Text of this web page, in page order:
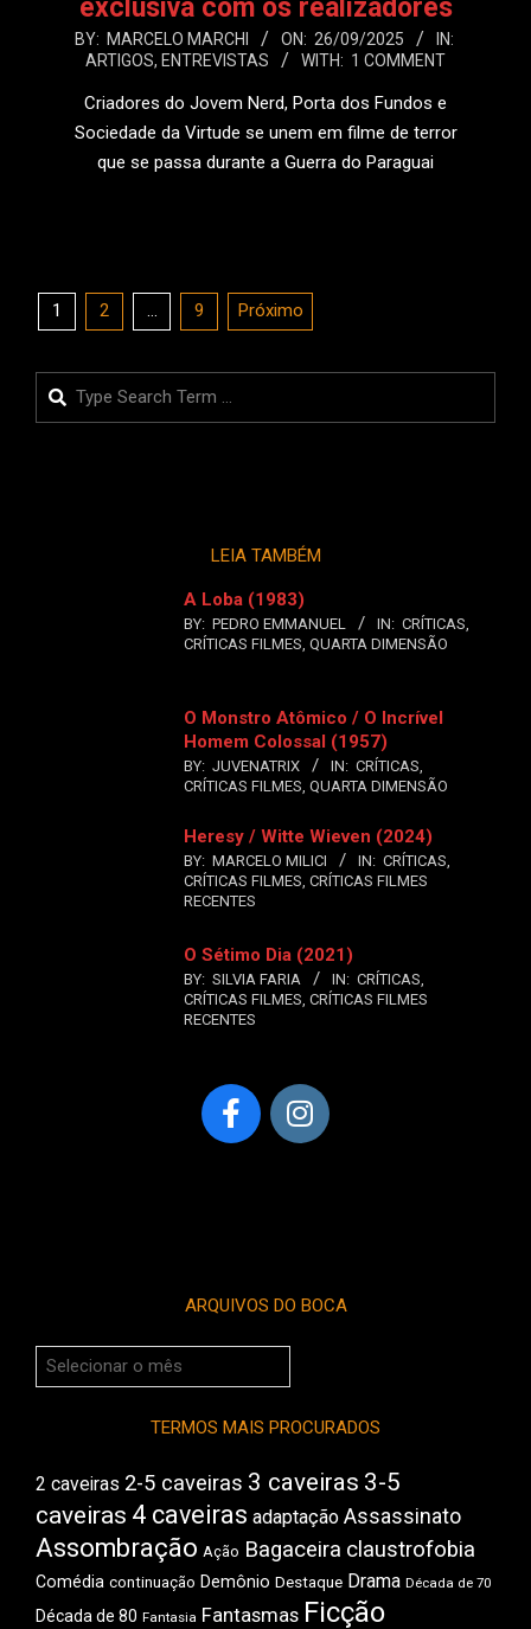
exclusiva com os realizadores
2025-
09-
26
BY: MARCELO MARCHI ON: 26/09/2025
IN:
ARTIGOS, ENTREVISTAS WITH: 1 COMMENT
Criadores do Jovem Nerd, Porta dos Fundos e
Sociedade da Virtude se unem em filme de terror
que se passa durante a Guerra do Paraguai
Paginação
posts
1 2 … 9 Próximo
Search
LEIA TAMBÉM
A Loba (1983)
BY: PEDRO EMMANUEL IN: CRÍTICAS
CRÍTICAS FILMES QUARTA DIMENSÃO
O Monstro Atômico / O Incrível
Homem Colossal (1957)
BY: JUVENATRIX IN: CRÍTICAS
CRÍTICAS FILMES QUARTA DIMENSÃO
Heresy / Witte Wieven (2024)
BY: MARCELO MILICI IN: CRÍTICAS
CRÍTICAS FILMES CRÍTICAS FILMES
RECENTES
O Sétimo Dia (2021)
BY: SILVIA FARIA IN: CRÍTICAS
CRÍTICAS FILMES CRÍTICAS FILMES
RECENTES
ARQUIVOS DO BOCA
Arquivos
do
TERMOS MAIS PROCURADOS
2 caveiras 2-5 caveiras 3 caveiras 3-5
caveiras 4 caveiras adaptação Assassinato
Assombração Ação Bagaceira claustrofobia
Comédia continuação Demônio Destaque Drama Década de 70
Década de 80 Fantasia Fantasmas Ficção